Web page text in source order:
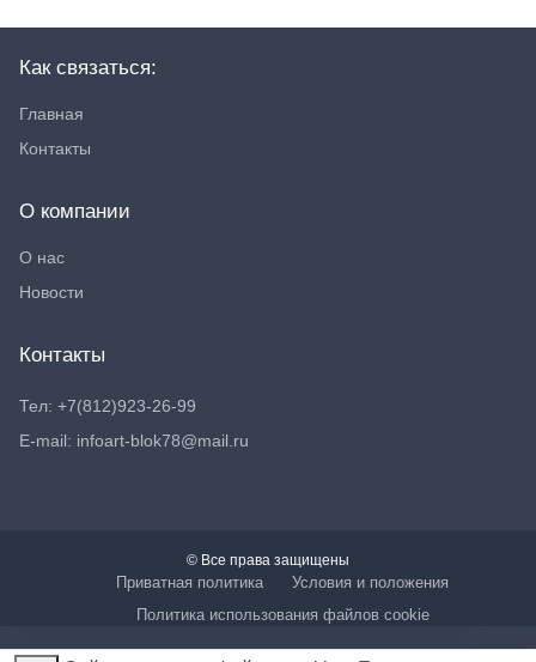
Как связаться:
Главная
Контакты
О компании
О нас
Новости
Контакты
Тел: +7(812)923-26-99
E-mail: infoart-blok78@mail.ru
© Все права защищены
Приватная политика
Условия и положения
Политика использования файлов cookie